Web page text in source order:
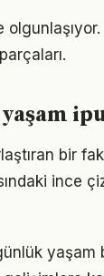
olgunlaşıyor.
bir
ince
yaşam